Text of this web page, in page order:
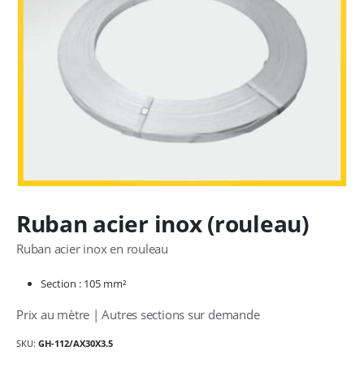
Ruban acier inox (rouleau)
Ruban acier inox en rouleau
Section : 105 mm²
Prix au mètre | Autres sections sur demande
SKU: GH-112/AX30X3.5